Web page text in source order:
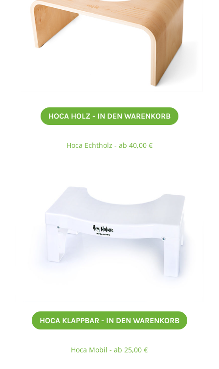
HOCA HOLZ - IN DEN WARENKORB
Hoca Echtholz - ab 40,00 €
HOCA KLAPPBAR - IN DEN WARENKORB
Hoca Mobil - ab 25,00 €